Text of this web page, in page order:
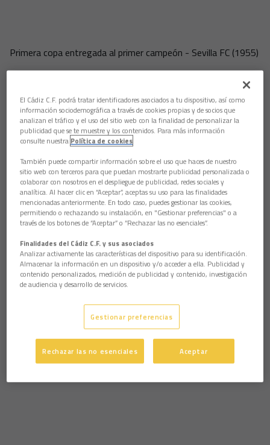
Primera copa entregada al primer campeón - Sevilla FC (1955)
1967 - Jugadores del Valencia, llevando el Trofeo de campeón
El Cádiz C.F. podrá tratar identificadores asociados a tu dispositivo, así como
información sociodemográfica a través de cookies propias y de socios que
analizan el tráfico y el uso del sitio web con la finalidad de personalizar la
publicidad que se te muestre y los contenidos. Para más información
consulte nuestra Política de cookies
También puede compartir información sobre el uso que haces de nuestro
sitio web con terceros para que puedan mostrarte publicidad personalizada o
colaborar con nosotros en el despliegue de publicidad, redes sociales y
analítica. Al hacer clic en “Aceptar”, aceptas su uso para las finalidades
mencionadas anteriormente. En todo caso, puedes gestionar las cookies,
permitiendo o rechazando su instalación, en "Gestionar preferencias" o a
través de los botones de “Aceptar” o “Rechazar las no esenciales”.
Finalidades del Cádiz C.F. y sus asociados
Analizar activamente las características del dispositivo para su identificación.
Almacenar la información en un dispositivo y/o acceder a ella. Publicidad y
contenido personalizados, medición de publicidad y contenido, investigación
de audiencia y desarrollo de servicios.
Gestionar preferencias
Rechazar las no esenciales Aceptar